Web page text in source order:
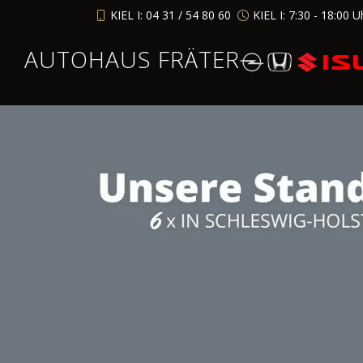
KIEL I: 04 31 / 54 80 60 KIEL I: 7:30 - 18:00
AUTOHAUS FRÄTER